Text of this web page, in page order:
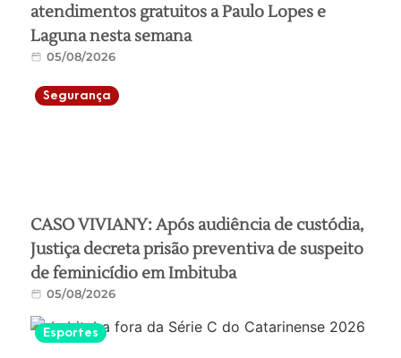
atendimentos gratuitos a Paulo Lopes e
Laguna nesta semana
05/08/2026
Segurança
CASO VIVIANY: Após audiência de custódia,
Justiça decreta prisão preventiva de suspeito
de feminicídio em Imbituba
05/08/2026
Esportes